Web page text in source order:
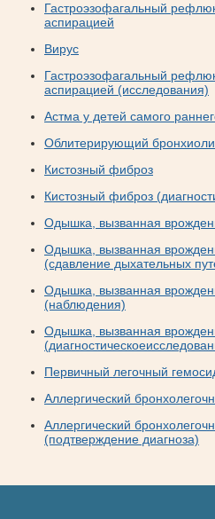
Гастроэзофагальный
аспирацией
Вирус
Гастроэзофагальный
аспирацией (исследования)
Астма у детей самого
Облитерирующий
Кистозный фиброз
Кистозный фиброз
Одышка, вызванная
Одышка, вызванная
(сдавление дыхательных
Одышка, вызванная
(наблюдения)
Одышка, вызванная
Первичный легочный
Аллергический
Аллергический
(подтверждение диагноза)